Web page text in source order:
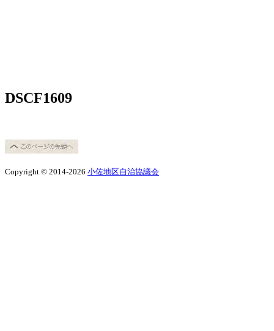
DSCF1609
Copyright © 2014-2026 小佐地区自治協議会